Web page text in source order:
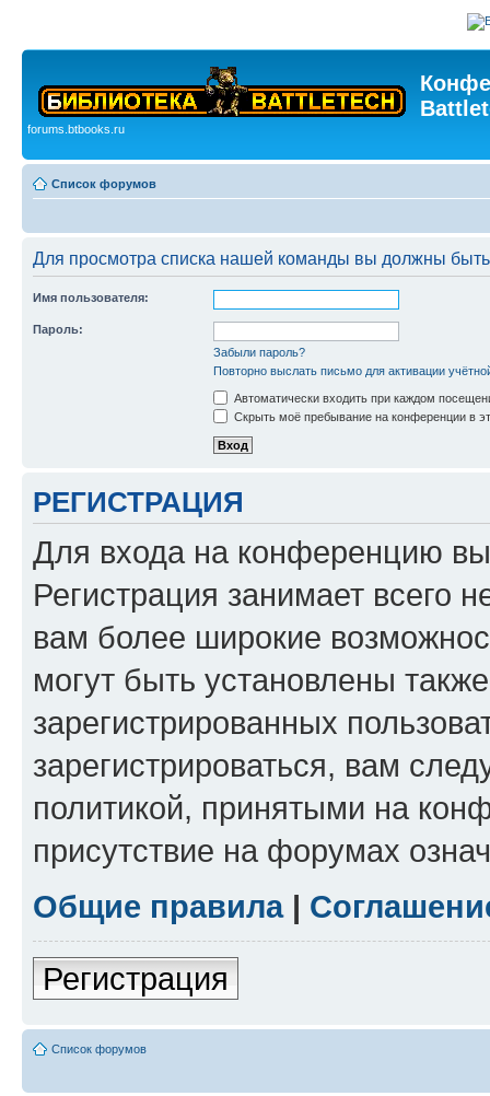
forums.btbooks.ru
Список форумов
Для просмотра списка нашей команды вы должны
Имя пользователя:
Пароль:
Забыли пароль?
Повторно выслать письмо для активации
Автоматически входить при каждом
Скрыть моё пребывание на конференции в
РЕГИСТРАЦИЯ
Для входа на конференцию
Регистрация занимает всего
вам более широкие
могут быть установлены
зарегистрированных
зарегистрироваться, вам
политикой, принятыми на
присутствие на форумах
Общие правила|
Регистрация
Список форумов